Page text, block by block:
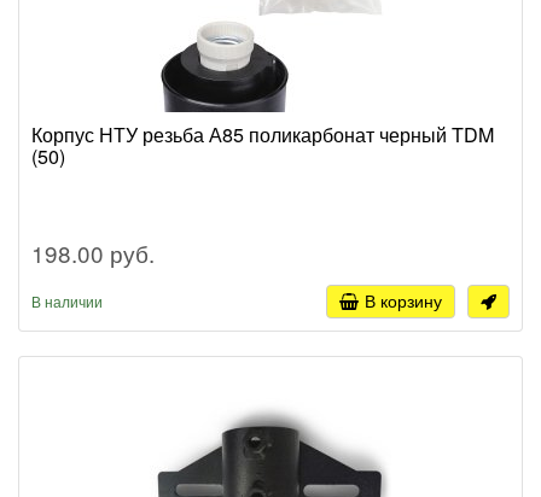
Корпус НТУ резьба А85 поликарбонат черный TDM
(50)
198.00 руб.
В наличии В корзину